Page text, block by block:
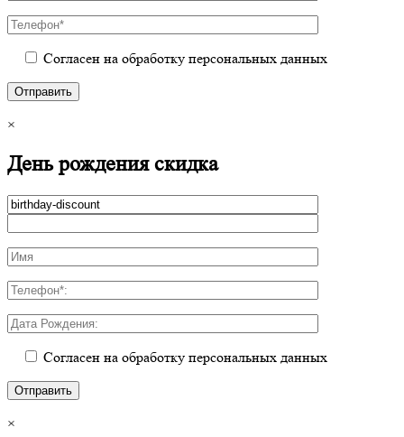
Согласен на обработку персональных данных
×
День рождения скидка
Согласен на обработку персональных данных
×